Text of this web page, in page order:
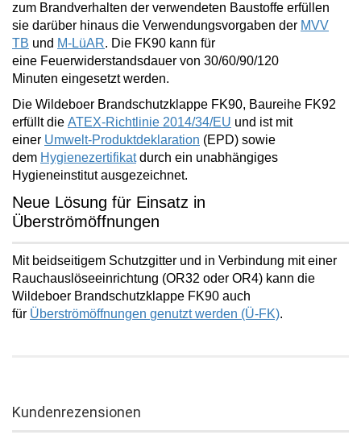
zum Brandverhalten der verwendeten Baustoffe erfüllen
sie darüber hinaus die Verwendungsvorgaben der MVV
TB und M-LüAR. Die FK90 kann für
eine Feuerwiderstandsdauer von 30/60/90/120
Minuten eingesetzt werden.
Die Wildeboer Brandschutzklappe FK90, Baureihe FK92
erfüllt die ATEX-Richtlinie 2014/34/EU und ist mit
einer Umwelt-Produktdeklaration (EPD) sowie
dem Hygienezertifikat durch ein unabhängiges
Hygieneinstitut ausgezeichnet.
Neue Lösung für Einsatz in
Überströmöffnungen
Mit beidseitigem Schutzgitter und in Verbindung mit einer
Rauchauslöseeinrichtung (OR32 oder OR4) kann die
Wildeboer Brandschutzklappe FK90 auch
für Überströmöffnungen genutzt werden (Ü-FK).
Kundenrezensionen